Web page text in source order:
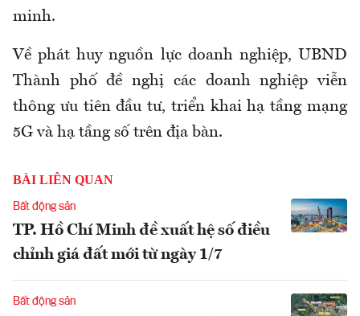
minh.
Về phát huy nguồn lực doanh nghiệp, UBND
Thành phố đề nghị các doanh nghiệp viễn
thông ưu tiên đầu tư, triển khai hạ tầng mạng
5G và hạ tầng số trên địa bàn.
BÀI LIÊN QUAN
Bất động sản
TP. Hồ Chí Minh đề xuất hệ số điều
chỉnh giá đất mới từ ngày 1/7
Bất động sản